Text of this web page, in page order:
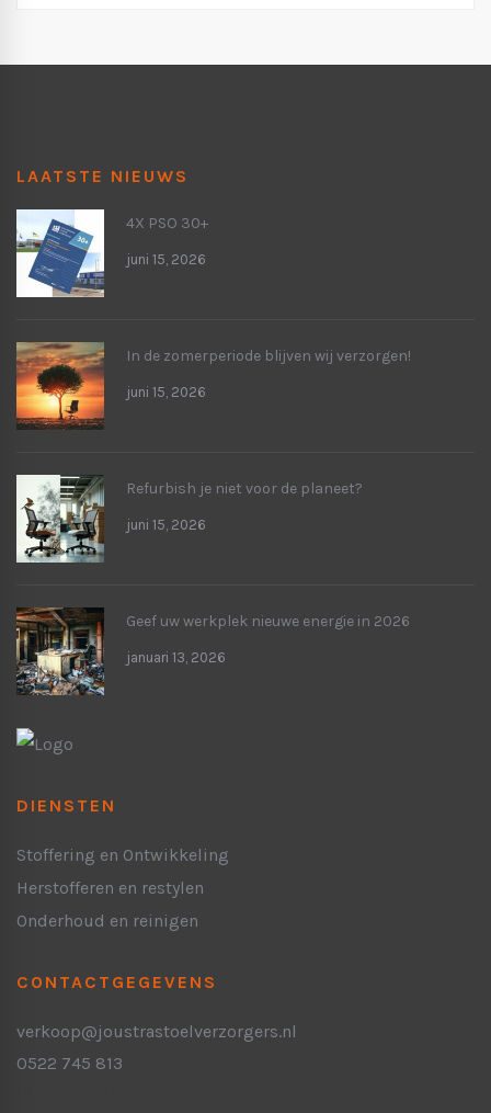
LAATSTE NIEUWS
4X PSO 30+
juni 15, 2026
In de zomerperiode blijven wij verzorgen!
juni 15, 2026
Refurbish je niet voor de planeet?
juni 15, 2026
Geef uw werkplek nieuwe energie in 2026
januari 13, 2026
DIENSTEN
Stoffering en Ontwikkeling
Herstofferen en restylen
Onderhoud en reinigen
CONTACTGEGEVENS
verkoop@joustrastoelverzorgers.nl
0522 745 813